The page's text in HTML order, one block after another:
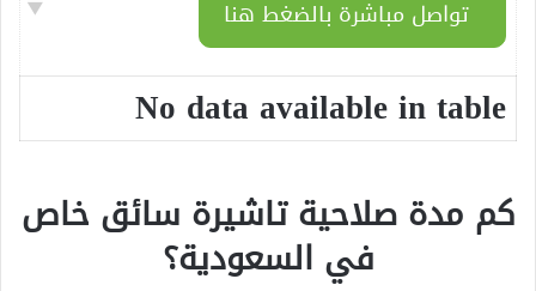
تواصل مباشرة بالضغط هنا
No data available in table
كم مدة صلاحية تاشيرة سائق خاص
في السعودية؟